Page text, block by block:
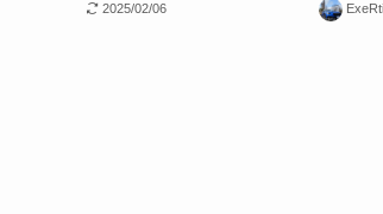
2025/02/06